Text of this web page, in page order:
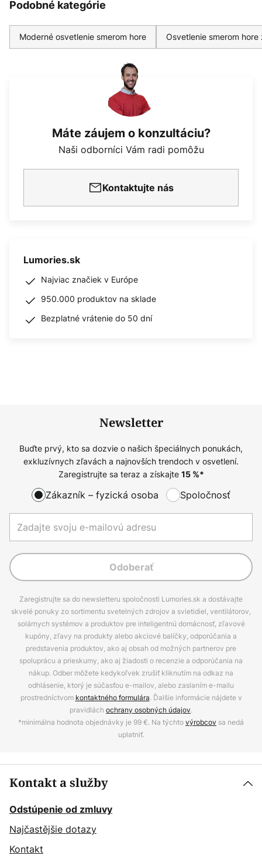
Podobné kategórie
Moderné osvetlenie smerom hore Osvetlenie smerom
Máte záujem o konzultáciu?
Naši odborníci Vám radi pomôžu
Kontaktujte nás
Lumories.sk
Najviac značiek v Európe
950.000 produktov na sklade
Bezplatné vrátenie do 50 dní
Newsletter
Buďte prvý, kto sa dozvie o našich špeciálnych ponukách,
exkluzívnych zľavách a najnovších trendoch v osvetlení.
Zaregistrujte sa teraz a získajte 15%*
Zákazník – fyzická osoba Spoločnosť
Odoberať
Zaregistrujte sa do newsletteru spoločnosti Lumories.sk a dostávajte
skvelé ponuky zo sortimentu svetelných zdrojov a svietidiel, ventilátorov,
solárnych systémov a produktov pre inteligentnú domácnosť, zľavové
kupóny, zľavy na produkty alebo akciové balíčky, odporúčania a
predstavenia produktov, ako aj obsah od možných partnerov pre
spoluprácu a prieskumy, ako aj žiadosti o recenzie a odporúčania na
nákup. Odber môžete kedykoľvek zrušiť kliknutím na odkaz na
odhlásenie, ktorý je súčasťou e-mailov, alebo zaslaním e-mailu
prostredníctvom kontaktného formulára. Ďalšie informácie nájdete v
pravidlách ochrany osobných údajov.
*minimálna hodnota objednávky je 99 €. Na týchtovýrobcov sa nedá
uplatniť.
Kontakt a služby
Odstúpenie od zmluvy
Najčastějšie dotazy
Kontakt